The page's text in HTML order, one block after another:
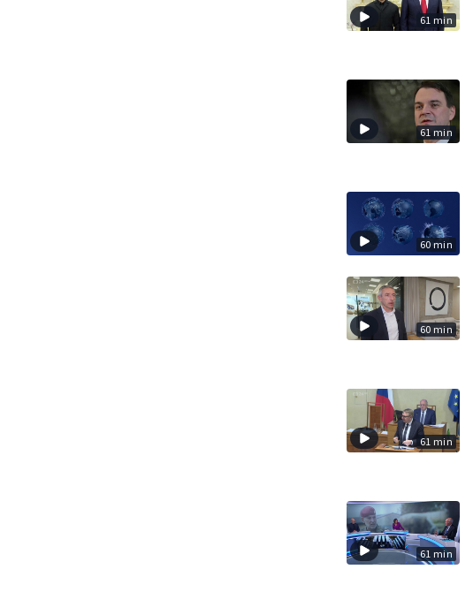
61 min
61 min
60 min
60 min
61 min
61 min